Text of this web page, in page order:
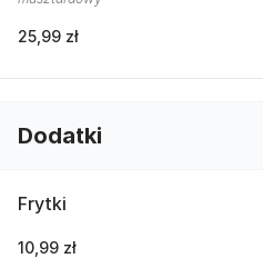
25,99 zł
Dodatki
Frytki
10,99 zł